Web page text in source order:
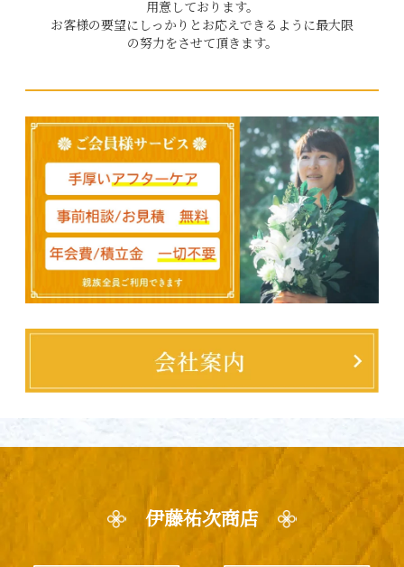
用意しております。
お客様の要望にしっかりとお応えできるように最大限
の努力をさせて頂きます。
伊藤祐次商店